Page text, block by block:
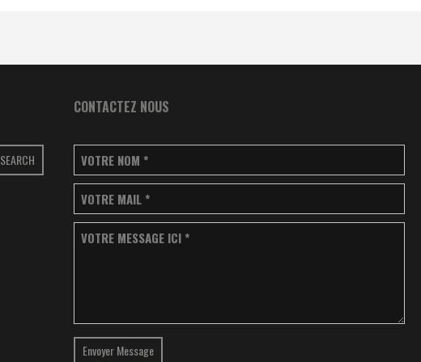
SEARCH
CONTACTEZ NOUS
VOTRE NOM *
VOTRE MAIL *
VOTRE MESSAGE ICI *
Envoyer Message